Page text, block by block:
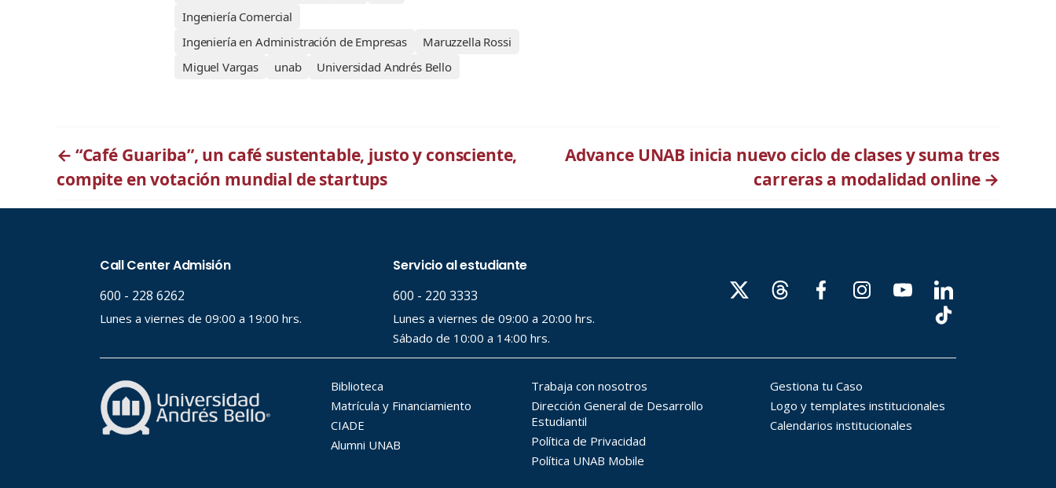
Ingeniería Comercial
Ingeniería en Administración de Empresas
Maruzzella Rossi
Miguel Vargas
unab Universidad Andrés Bello
← “Café Guariba”, un café sustentable, justo y consciente,
compite en votación mundial de startups
Advance UNAB inicia nuevo ciclo de clases y suma tres
carreras a modalidad online →